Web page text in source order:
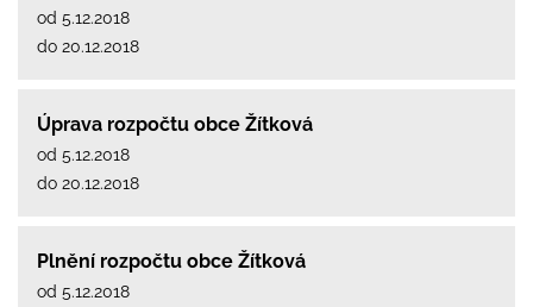
od 5.12.2018
do 20.12.2018
Úprava rozpočtu obce Žítková
od 5.12.2018
do 20.12.2018
Plnění rozpočtu obce Žítková
od 5.12.2018